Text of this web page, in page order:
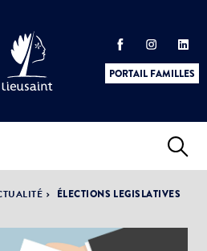
PORTAIL FAMILLES
ACTUALITÉS &
ÉVÈNEMENTS
ÉLECTIONS LEGISLATIVES